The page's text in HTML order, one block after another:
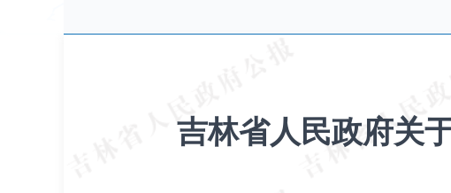
吉林省人民政府关